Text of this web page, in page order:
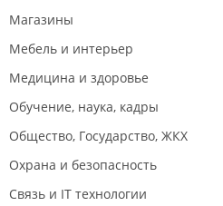
Магазины
Мебель и интерьер
Медицина и здоровье
Обучение, наука, кадры
Общество, Государство, ЖКХ
Охрана и безопасность
Связь и IT технологии